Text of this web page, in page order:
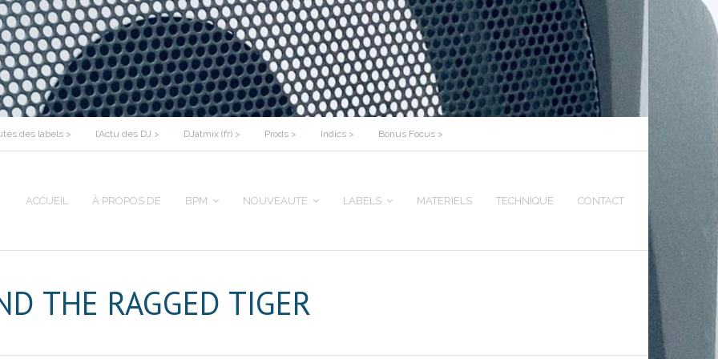
des labels > l’Actu des DJ > DJatmix (fr) > Prods > Indics > Bonus Focus >
ACCUEIL À PROPOS DE BPM NOUVEAUTE LABELS MATERIELS TECHNIQUE CONTACT
THE RAGGED TIGER